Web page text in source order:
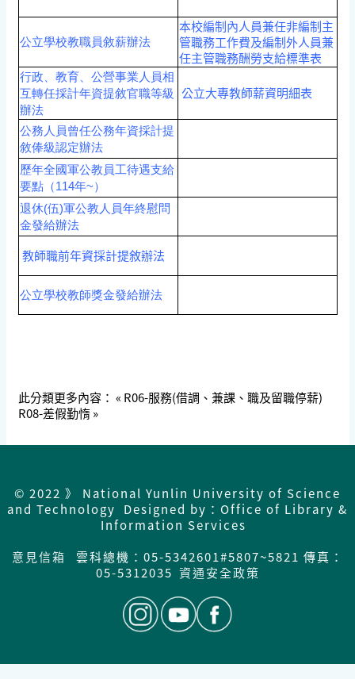
公立學校教職員敘薪辦法
本校編制內人員兼任非編制主
管職務工作費及編制外人員兼
任主管職務酬勞支給標準表
行政、教育、公營事業人員相
互轉任採計年資提敘官職等級
辦法
公立大專教師薪資明細表
公務人員曾任公務年資採計提
敘俸級認定辦法
歷年全國軍公教員工待遇支給
要點（114年~）
退休(伍)軍公教人員年終慰問
金發給辦法
教師職前年資採計提敘辦法
公立學校教師獎金發給辦法
此分類更多內容： « R06-服務(借調、兼課、職及留職停薪)
R08-差假勤惰 »
© 2022 》 National Yunlin University of Science
and Technology Designed by：Office of Library &
Information Services
意見信箱
雲科總機：05-5342601#5807~5821 傳真：
05-5312035 資通安全政策